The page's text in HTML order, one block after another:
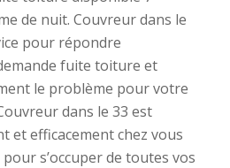
de nuit. Couvreur dans le
pour répondre
fuite toiture et
le problème pour votre
dans le 33 est
et efficacement chez vous
s’occuper de toutes vos